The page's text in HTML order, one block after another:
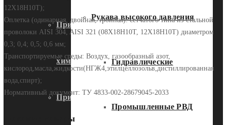
Применение металлорукавов в
химической промышленности
Применение металлорукавов в
Рукава высокого давления
Гидравлические
Промышленные РВД
12Х18Н10Т);
Оплетка (одинарная, двойная, тройная): сетчатого типа из стальной
проволоки AISI 304, AISI 321 (08Х18Н10Т, 12Х18Н10Т) диаметром
0,3; 0,4; 0,5; 0,6 мм;
Транспортируемые среды: Воздух, газообразный азот,
кислород,масла,жидкости(НГЖ4,этилцеллозольв,дистиллированная
вода,спирт);
Нормативный документ: ТУ 4833-002-28679045-2033
Похожие товары